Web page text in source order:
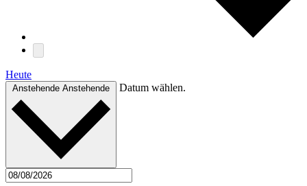
Heute
Anstehende Anstehende Datum wählen.